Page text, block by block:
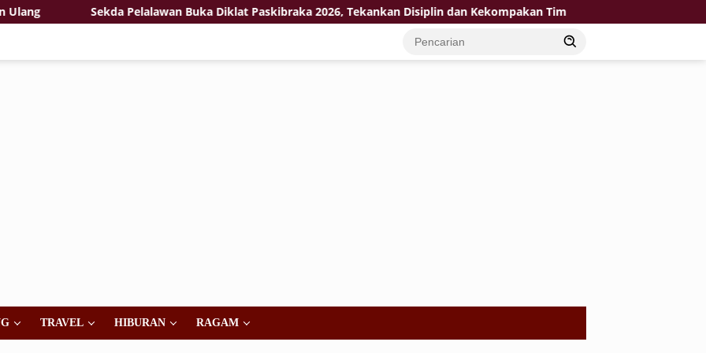
Sekda Pelalawan Buka Diklat Paskibraka 2026, Tekankan Disiplin dan Kekompakan Tim
TRAVEL HIBURAN RAGAM